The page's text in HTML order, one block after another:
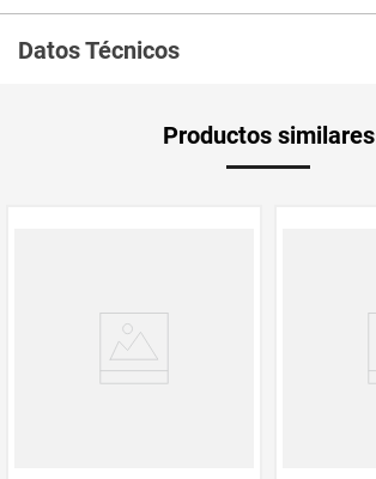
Datos Técnicos
Producto (kg)
Productos similares